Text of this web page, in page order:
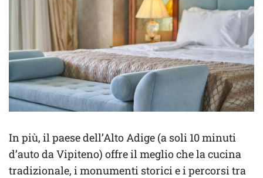
In più, il paese dell’Alto Adige (a soli 10 minuti
d’auto da Vipiteno) offre il meglio che la cucina
tradizionale, i monumenti storici e i percorsi tra